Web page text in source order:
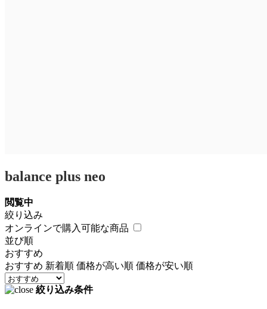
balance plus neo
閲覧中
絞り込み
オンラインで購入可能な商品
並び順
おすすめ
おすすめ 新着順 価格が高い順 価格が安い順
絞り込み条件